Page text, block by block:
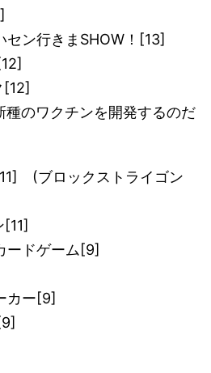
ン行きまSHOW！[13]
種のワクチンを開発するのだ
(ブロックストライゴン
ドゲーム[9]
ー[9]